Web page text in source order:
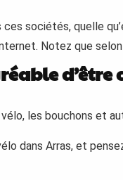
sociétés, quelle
Notez que
d’être
les bouchons et
dans Arras, et